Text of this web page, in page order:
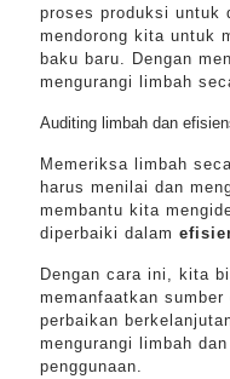
proses produksi untuk
mendorong kita untuk
baku baru. Dengan
mengurangi limbah
Auditing limbah dan
Memeriksa limbah
harus menilai dan
membantu kita
diperbaiki dalam
Dengan cara ini, kita
memanfaatkan
perbaikan
mengurangi limbah
penggunaan.